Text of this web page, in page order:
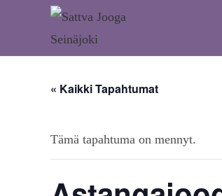
« Kaikki Tapahtumat
Tämä tapahtuma on mennyt.